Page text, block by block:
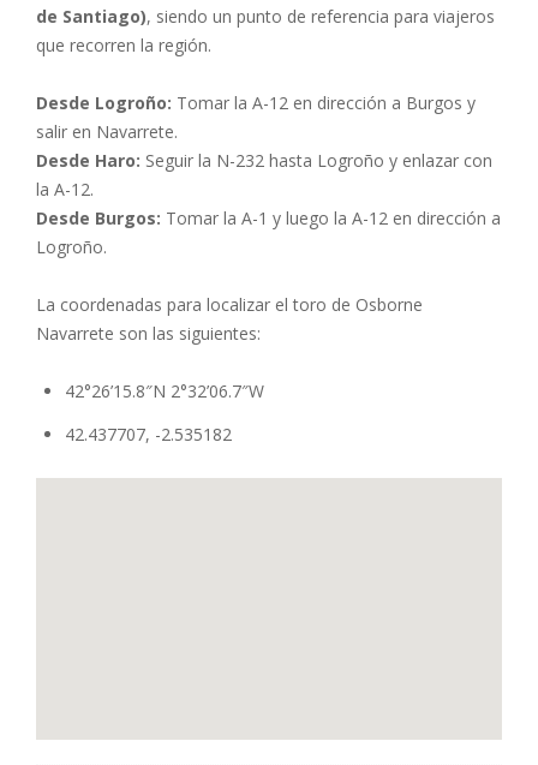
de Santiago), siendo un punto de referencia para viajeros
que recorren la región.
Desde Logroño: Tomar la A-12 en dirección a Burgos y
salir en Navarrete.
Desde Haro: Seguir la N-232 hasta Logroño y enlazar con
la A-12.
Desde Burgos: Tomar la A-1 y luego la A-12 en dirección a
Logroño.
La coordenadas para localizar el toro de Osborne
Navarrete son las siguientes:
42°26’15.8″N 2°32’06.7″W
42.437707, -2.535182